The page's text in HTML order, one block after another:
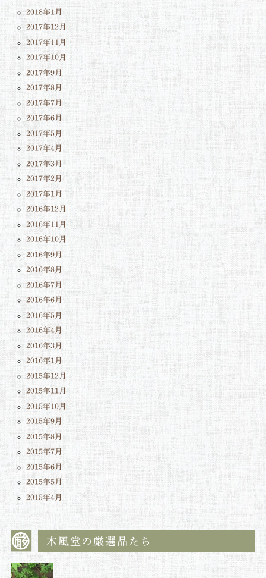
2018年1月
2017年12月
2017年11月
2017年10月
2017年9月
2017年8月
2017年7月
2017年6月
2017年5月
2017年4月
2017年3月
2017年2月
2017年1月
2016年12月
2016年11月
2016年10月
2016年9月
2016年8月
2016年7月
2016年6月
2016年5月
2016年4月
2016年3月
2016年1月
2015年12月
2015年11月
2015年10月
2015年9月
2015年8月
2015年7月
2015年6月
2015年5月
2015年4月
木風堂の厳選品たち